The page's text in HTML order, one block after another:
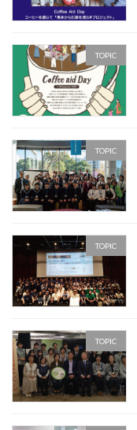
TOPIC
TOPIC
TOPIC
TOPIC